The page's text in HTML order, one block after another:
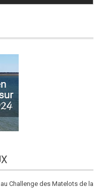
Challenge des Matelots de la